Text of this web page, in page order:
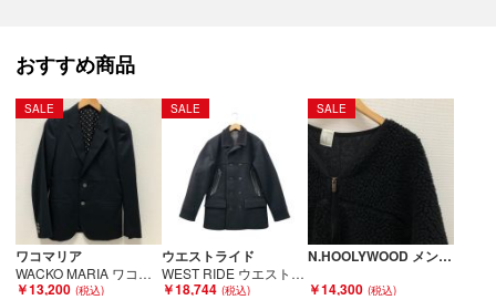
行なっております。
■弊社（株式会社オカモト）を装った偽装サイトにご注意くださ
い■
弊社（株式会社オカモト）の商品画像や文章を無断盗用した『偽
装サイト』を確認しておりますが、
当店とは一切関係がございませんのでご注意ください。
おすすめ商品
SALE
ワコマリア
WACKO MARIA ワコマリア メンズジャケット sizeS ネイビー Bランク
￥13,200
SALE
ウエストライド
WEST RIDE ウエストライド メンズ コート サイズ38 ブラック Bランク
￥18,744
SALE
N.HOOLYWOOD メンズ衣料 ノーカラーフリースジャケット サイズ38 192-BL02-030 ブラック Bランク
￥14,300